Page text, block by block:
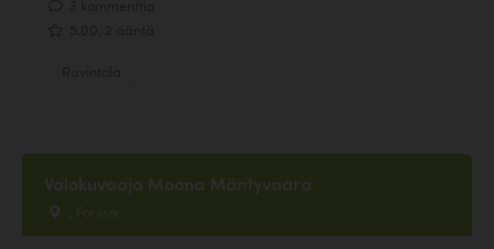
Valokuvaaja Moona Mäntyvaara
, Forssa